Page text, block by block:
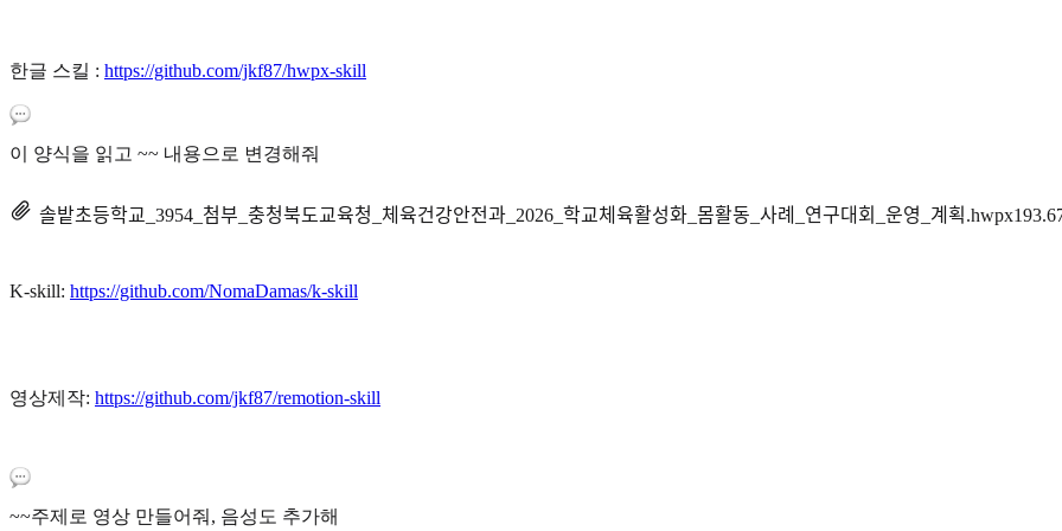
한글 스킬 : https://github.com/jkf87/hwpx-skill
이 양식을 읽고 ~~ 내용으로 변경해줘
솔밭초등학교_3954_첨부_충청북도교육청_체육건강안전과_2026_학교체육활성화_몸활동_사례_연구대회_운영_계획.hwpx
K-skill: https://github.com/NomaDamas/k-skill
영상제작: https://github.com/jkf87/remotion-skill
~~주제로 영상 만들어줘, 음성도 추가해